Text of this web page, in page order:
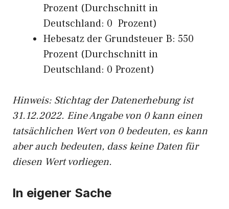
Prozent (Durchschnitt in
Deutschland: 0 Prozent)
Hebesatz der Grundsteuer B: 550
Prozent (Durchschnitt in
Deutschland: 0 Prozent)
Hinweis: Stichtag der Datenerhebung ist
31.12.2022. Eine Angabe von 0 kann einen
tatsächlichen Wert von 0 bedeuten, es kann
aber auch bedeuten, dass keine Daten für
diesen Wert vorliegen.
In eigener Sache